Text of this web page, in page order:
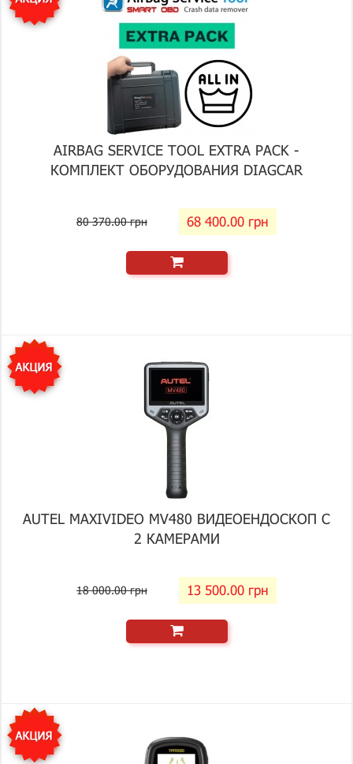
AIRBAG SERVICE TOOL EXTRA PACK -
КОМПЛЕКТ ОБОРУДОВАНИЯ DIAGCAR
80 370.00 грн 68 400.00 грн
AUTEL MAXIVIDEO MV480 ВИДЕОЕНДОСКОП С
2 КАМЕРАМИ
18 000.00 грн 13 500.00 грн